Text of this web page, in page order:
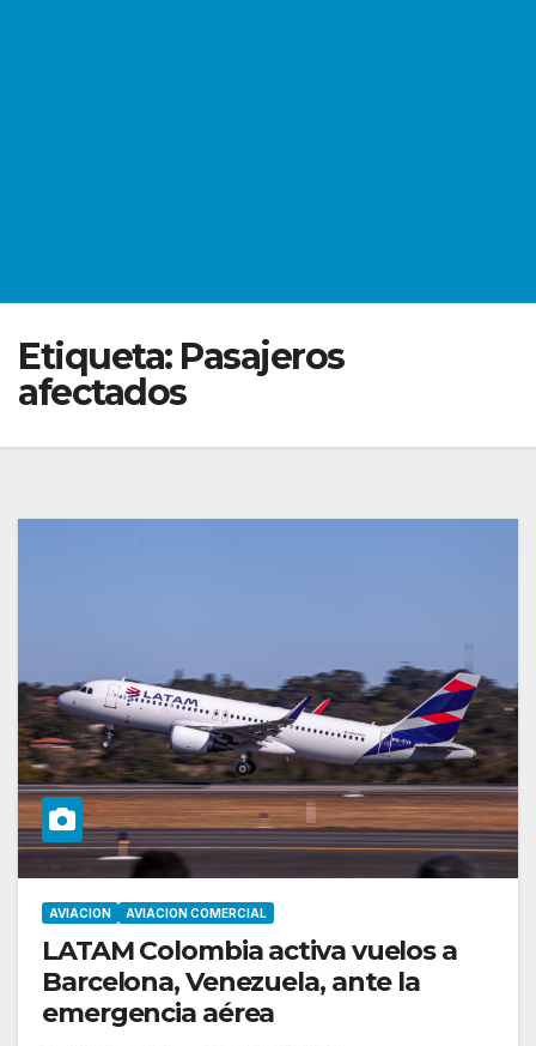
Etiqueta: Pasajeros
afectados
AVIACION AVIACION COMERCIAL
LATAM Colombia activa vuelos a
Barcelona, Venezuela, ante la
emergencia aérea